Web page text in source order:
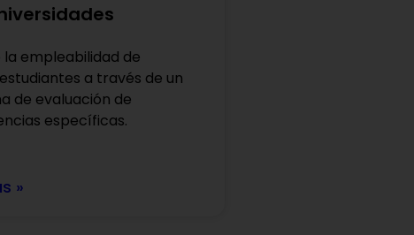
la empleabilidad de
a través de un
de evaluación de
específicas.
»